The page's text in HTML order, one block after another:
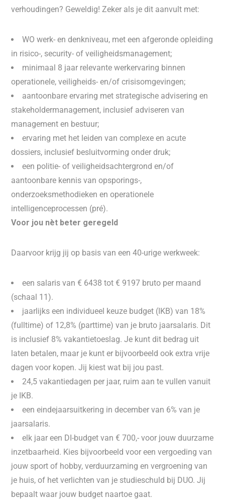
verhoudingen? Geweldig! Zeker als je dit aanvult met:
WO werk- en denkniveau, met een afgeronde opleiding
in risico-, security- of veiligheidsmanagement;
minimaal 8 jaar relevante werkervaring binnen
operationele, veiligheids- en/of crisisomgevingen;
aantoonbare ervaring met strategische advisering en
stakeholdermanagement, inclusief adviseren van
management en bestuur;
ervaring met het leiden van complexe en acute
dossiers, inclusief besluitvorming onder druk;
een politie- of veiligheidsachtergrond en/of
aantoonbare kennis van opsporings-,
onderzoeksmethodieken en operationele
intelligenceprocessen (pré).
Voor jou nèt beter geregeld
Daarvoor krijg jij op basis van een 40-urige werkweek:
een salaris van € 6438 tot € 9197 bruto per maand
(schaal 11).
jaarlijks een individueel keuze budget (IKB) van 18%
(fulltime) of 12,8% (parttime) van je bruto jaarsalaris. Dit
is inclusief 8% vakantietoeslag. Je kunt dit bedrag uit
laten betalen, maar je kunt er bijvoorbeeld ook extra vrije
dagen voor kopen. Jij kiest wat bij jou past.
24,5 vakantiedagen per jaar, ruim aan te vullen vanuit
je IKB.
een eindejaarsuitkering in december van 6% van je
jaarsalaris.
elk jaar een DI-budget van € 700,- voor jouw duurzame
inzetbaarheid. Kies bijvoorbeeld voor een vergoeding van
jouw sport of hobby, verduurzaming en vergroening van
je huis, of het verlichten van je studieschuld bij DUO. Jij
bepaalt waar jouw budget naartoe gaat.